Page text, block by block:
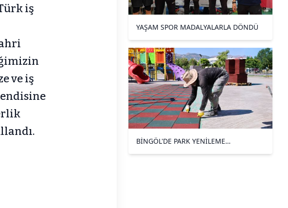
iş
ve iş
YAŞAM SPOR MADALYALARLA DÖNDÜ
BİNGÖL'DE PARK YENİLEME